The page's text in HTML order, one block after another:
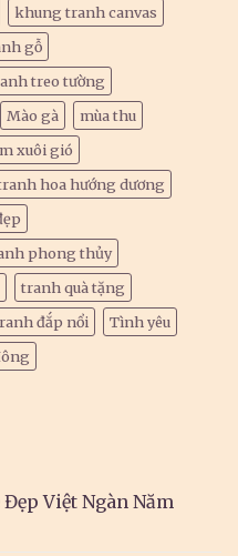
khung tranh canvas
gỗ
treo tường
Mào gà
mùa thu
xuôi gió
hoa hướng dương
phong thủy
tranh quà tặng
đắp nổi
Tình yêu
Việt Ngàn Năm